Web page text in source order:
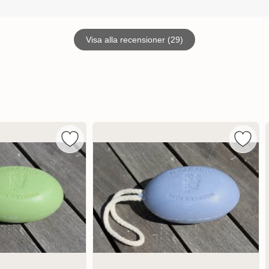
Visa alla recensioner (29)
Gåsägg Mandel som favoritMarkera terra Midi Reptvål Gåsägg Mild Citron